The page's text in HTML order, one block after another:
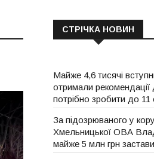
СТРІЧКА НОВИН
Майже 4,6 тисячі
отримали
потрібно зробити до 11
За підозрюваного у
Хмельницької ОВА
майже 5 млн грн застави